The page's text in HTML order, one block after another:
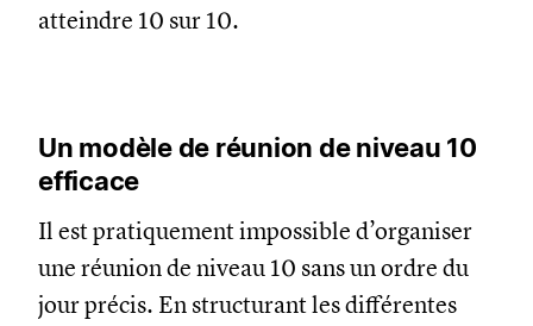
atteindre 10 sur 10.
Un modèle de réunion de niveau 10
efficace
Il est pratiquement impossible d’organiser
une réunion de niveau 10 sans un ordre du
jour précis. En structurant les différentes